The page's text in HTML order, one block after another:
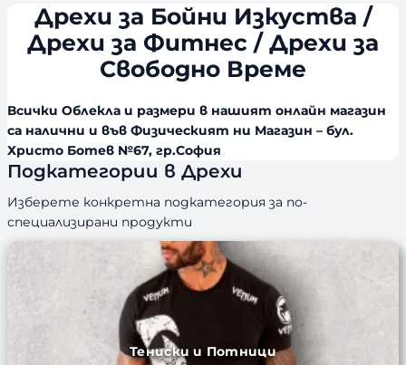
н
о
т
Дрехи за Бойни Изкуства /
Дрехи за Фитнес / Дрехи за
Свободно Време
Всички Облекла и размери в нашият онлайн магазин
са налични и във Физическият ни Магазин – бул.
Христо Ботев №67, гр.София
Подкатегории в Дрехи
Изберете конкретна подкатегория за по-
специализирани продукти
Тениски и Потници